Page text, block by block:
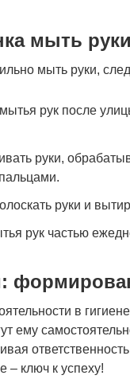
мыть
мыть руки,
рук после
руки,
руки и
рук частью
в
ему
– ключ к успеху!